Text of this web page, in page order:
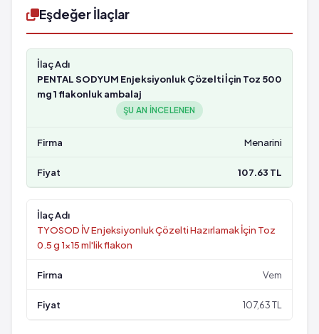
Eşdeğer İlaçlar
PENTAL SODYUM Enjeksiyonluk Çözelti İçin Toz 500
mg 1 flakonluk ambalaj
ŞU AN INCELENEN
Menarini
107.63 TL
TYOSOD İV Enjeksiyonluk Çözelti Hazırlamak İçin Toz
0.5 g 1x15 ml'lik flakon
Vem
107,63 TL